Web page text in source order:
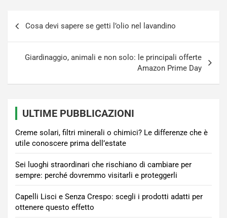
Cosa devi sapere se getti l’olio nel lavandino
Giardinaggio, animali e non solo: le principali offerte
Amazon Prime Day
ULTIME PUBBLICAZIONI
Creme solari, filtri minerali o chimici? Le differenze che è
utile conoscere prima dell’estate
Sei luoghi straordinari che rischiano di cambiare per
sempre: perché dovremmo visitarli e proteggerli
Capelli Lisci e Senza Crespo: scegli i prodotti adatti per
ottenere questo effetto